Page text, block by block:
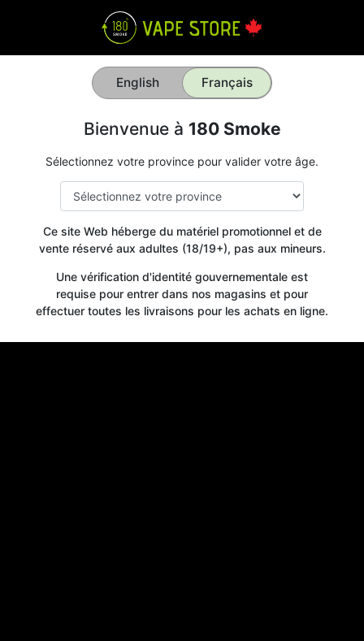
English Français
Bienvenue à 180 Smoke
Sélectionnez votre province pour valider votre âge.
Ce site Web héberge du matériel promotionnel et de
vente réservé aux adultes (18/19+), pas aux mineurs.
Une vérification d'identité gouvernementale est
requise pour entrer dans nos magasins et pour
effectuer toutes les livraisons pour les achats en ligne.